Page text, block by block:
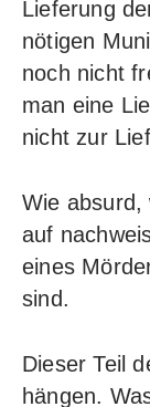
Lieferung
nötigen
noch nicht
man eine
nicht zur
Wie
auf
eines
sind.
Dieser Teil
hängen.